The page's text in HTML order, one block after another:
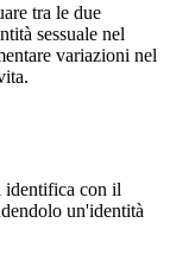
tra le due
sessuale nel
variazioni nel
identifica con il
un'identità